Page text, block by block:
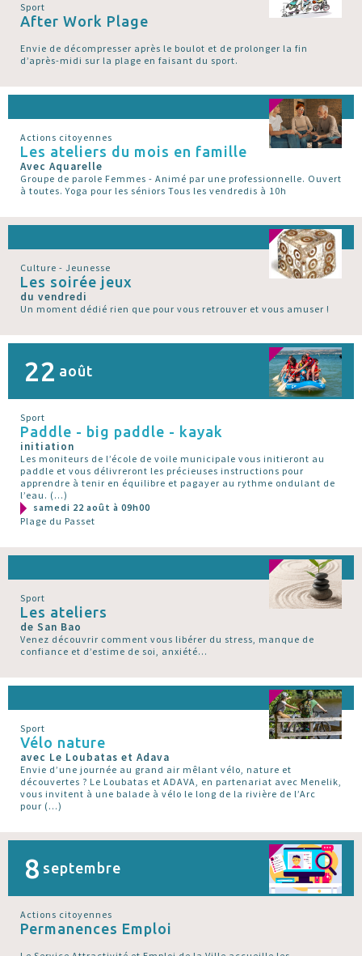
Sport
After Work Plage
Envie de décompresser après le boulot et de prolonger la fin
d’après-midi sur la plage en faisant du sport.
Actions citoyennes
Les ateliers du mois en famille
Avec Aquarelle
Groupe de parole Femmes - Animé par une professionnelle. Ouvert
à toutes. Yoga pour les séniors Tous les vendredis à 10h
Culture - Jeunesse
Les soirée jeux
du vendredi
Un moment dédié rien que pour vous retrouver et vous amuser !
22 août
Sport
Paddle - big paddle - kayak
initiation
Les moniteurs de l’école de voile municipale vous initieront au
paddle et vous délivreront les précieuses instructions pour
apprendre à tenir en équilibre et pagayer au rythme ondulant de
l’eau. (…)
samedi 22 août à 09h00
Plage du Passet
Sport
Les ateliers
de San Bao
Venez découvrir comment vous libérer du stress, manque de
confiance et d’estime de soi, anxiété...
Sport
Vélo nature
avec Le Loubatas et Adava
Envie d’une journée au grand air mêlant vélo, nature et
découvertes ? Le Loubatas et ADAVA, en partenariat avec Menelik,
vous invitent à une balade à vélo le long de la rivière de l’Arc
pour (…)
8 septembre
Actions citoyennes
Permanences Emploi